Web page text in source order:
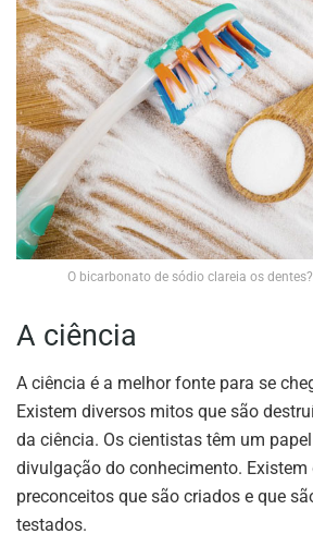
O bicarbonato de sódio clareia os
A ciência
A ciência é a melhor fonte para se
Existem diversos mitos que são
da ciência. Os cientistas têm um
divulgação do conhecimento. Existem
preconceitos que são criados e que
testados.